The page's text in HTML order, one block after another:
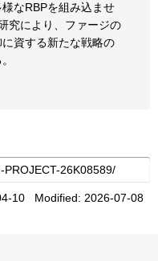
なRBPを組み込ませ
究により、ファージの
資する新たな戦略の
10 Modified: 2026-07-08